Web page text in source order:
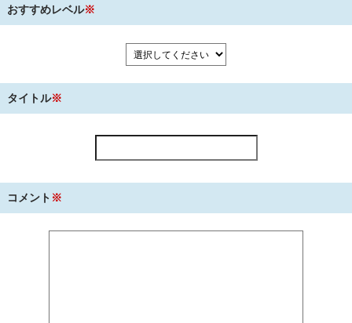
おすすめレベル※
タイトル※
コメント ※